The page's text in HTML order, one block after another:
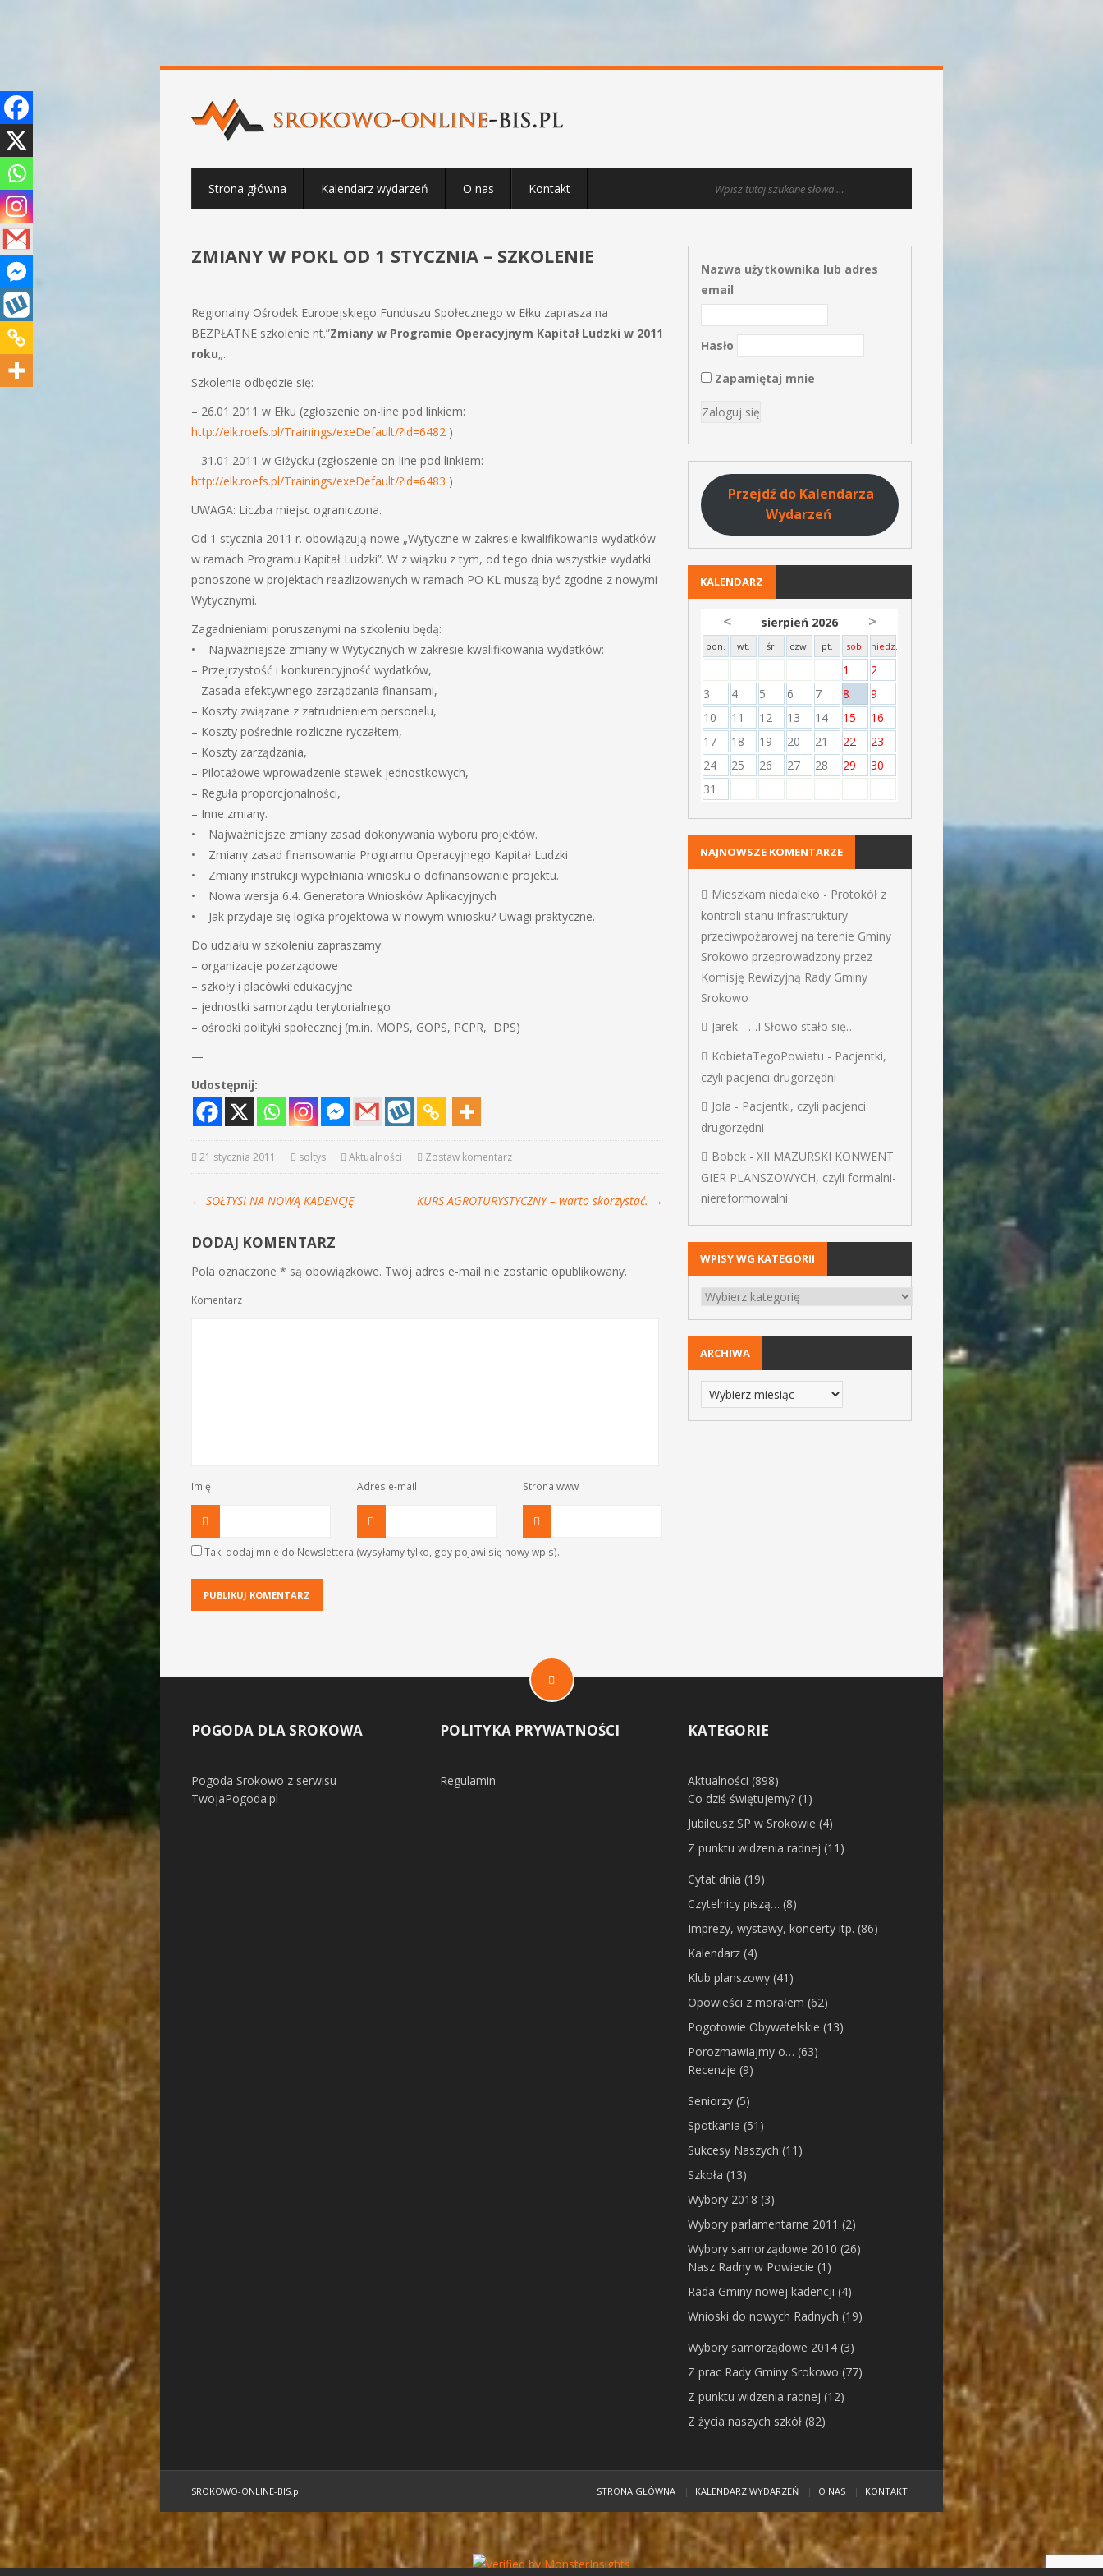
Strona główna Kalendarz wydarzeń O nas Kontakt
ZMIANY W POKL OD 1 STYCZNIA – SZKOLENIE
Regionalny Ośrodek Europejskiego Funduszu Społecznego w Ełku zaprasza na
BEZPŁATNE szkolenie nt.”Zmiany w Programie Operacyjnym Kapitał Ludzki w 2011
roku„.
Szkolenie odbędzie się:
– 26.01.2011 w Ełku (zgłoszenie on-line pod linkiem:
http://elk.roefs.pl/Trainings/exeDefault/?id=6482)
– 31.01.2011 w Giżycku (zgłoszenie on-line pod linkiem:
http://elk.roefs.pl/Trainings/exeDefault/?id=6483 )
UWAGA: Liczba miejsc ograniczona.
Od 1 stycznia 2011 r. obowiązują nowe „Wytyczne w zakresie kwalifikowania wydatków
w ramach Programu Kapitał Ludzki”. W z wiązku z tym, od tego dnia wszystkie wydatki
ponoszone w projektach reazlizowanych w ramach PO KL muszą być zgodne z nowymi
Wytycznymi.
Zagadnieniami poruszanymi na szkoleniu będą:
• Najważniejsze zmiany w Wytycznych w zakresie kwalifikowania wydatków:
– Przejrzystość i konkurencyjność wydatków,
– Zasada efektywnego zarządzania finansami,
– Koszty związane z zatrudnieniem personelu,
– Koszty pośrednie rozliczne ryczałtem,
– Koszty zarządzania,
– Pilotażowe wprowadzenie stawek jednostkowych,
– Reguła proporcjonalności,
– Inne zmiany.
• Najważniejsze zmiany zasad dokonywania wyboru projektów.
• Zmiany zasad finansowania Programu Operacyjnego Kapitał Ludzki
• Zmiany instrukcji wypełniania wniosku o dofinansowanie projektu.
• Nowa wersja 6.4. Generatora Wniosków Aplikacyjnych
• Jak przydaje się logika projektowa w nowym wniosku? Uwagi praktyczne.
Do udziału w szkoleniu zapraszamy:
– organizacje pozarządowe
– szkoły i placówki edukacyjne
– jednostki samorządu terytorialnego
– ośrodki polityki społecznej (m.in. MOPS, GOPS, PCPR, DPS)
—
Udostępnij:
21 stycznia 2011 soltys Aktualności Zostaw komentarz
← SOŁTYSI NA NOWĄ KADENCJĘ KURS AGROTURYSTYCZNY – warto skorzystać. →
DODAJ KOMENTARZ
Pola oznaczone * są obowiązkowe. Twój adres e-mail nie zostanie opublikowany.
Komentarz
Imię Adres e-mail Strona www
Tak, dodaj mnie do Newslettera (wysyłamy tylko, gdy pojawi się nowy wpis).
Nazwa użytkownika lub adres
email
Hasło
Zapamiętaj mnie
Przejdź do Kalendarza
Wydarzeń
KALENDARZ
< sierpień 2026 >
pon. wt. śr. czw. pt. sob. niedz.
1
2
3
4 5 6 7 8
9
10
11 12 13 14 15
16
17
18 19 20 21 22
23
24
25 26 27 28 29
30
31
NAJNOWSZE KOMENTARZE
Mieszkam niedaleko - Protokół z
kontroli stanu infrastruktury
przeciwpożarowej na terenie Gminy
Srokowo przeprowadzony przez
Komisję Rewizyjną Rady Gminy
Srokowo
Jarek - …I Słowo stało się…
KobietaTegoPowiatu - Pacjentki,
czyli pacjenci drugorzędni
Jola - Pacjentki, czyli pacjenci
drugorzędni
Bobek -XII MAZURSKI KONWENT
GIER PLANSZOWYCH, czyli formalni-
niereformowalni
WPISY WG KATEGORII
ARCHIWA
POGODA DLA SROKOWA
Pogoda Srokowo z serwisu
TwojaPogoda.pl
POLITYKA PRYWATNOŚCI
Regulamin
KATEGORIE
Aktualności (898)
Co dziś świętujemy? (1)
Jubileusz SP w Srokowie (4)
Z punktu widzenia radnej (11)
Cytat dnia (19)
Czytelnicy piszą… (8)
Imprezy, wystawy, koncerty itp. (86)
Kalendarz (4)
Klub planszowy (41)
Opowieści z morałem (62)
Pogotowie Obywatelskie (13)
Porozmawiajmy o… (63)
Recenzje (9)
Seniorzy (5)
Spotkania (51)
Sukcesy Naszych (11)
Szkoła (13)
Wybory 2018 (3)
Wybory parlamentarne 2011 (2)
Wybory samorządowe 2010 (26)
Nasz Radny w Powiecie (1)
Rada Gminy nowej kadencji (4)
Wnioski do nowych Radnych (19)
Wybory samorządowe 2014 (3)
Z prac Rady Gminy Srokowo (77)
Z punktu widzenia radnej (12)
Z życia naszych szkół (82)
SROKOWO-ONLINE-BIS.pl STRONA GŁÓWNA KALENDARZ WYDARZEŃ O NAS KONTAKT